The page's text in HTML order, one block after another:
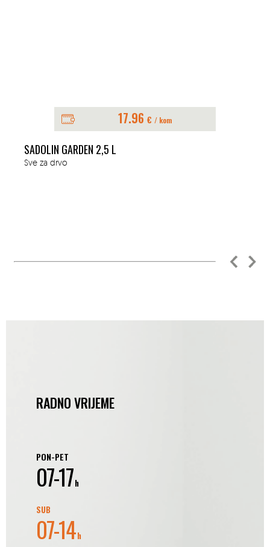
17.96 € / kom
SADOLIN GARDEN 2,5 L
Sve za drvo
RADNO VRIJEME
PON-PET
07-17h
SUB
07-14h